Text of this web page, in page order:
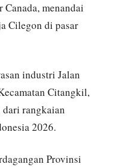
Canada, menandai
Cilegon di pasar
industri Jalan
Citangkil,
dari rangkaian
2026.
Provinsi